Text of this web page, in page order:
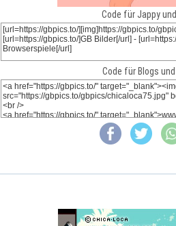
Code für Jappy und
Code für Blogs und